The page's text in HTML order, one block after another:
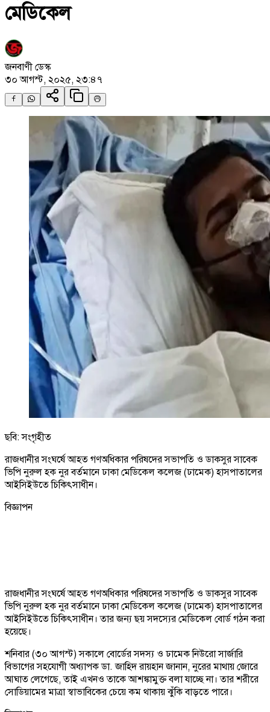
মেডিকেল
জনবাণী ডেস্ক
৩০ আগস্ট, ২০২৫, ২৩:৪৭
ছবি: সংগৃহীত
রাজধানীর সংঘর্ষে আহত গণঅধিকার পরিষদের সভাপতি ও ডাকসুর সাবেক
ভিপি নুরুল হক নুর বর্তমানে ঢাকা মেডিকেল কলেজ (ঢামেক) হাসপাতালের
আইসিইউতে চিকিৎসাধীন।
বিজ্ঞাপন
রাজধানীর সংঘর্ষে আহত গণঅধিকার পরিষদের সভাপতি ও ডাকসুর সাবেক
ভিপি নুরুল হক নুর বর্তমানে ঢাকা মেডিকেল কলেজ (ঢামেক) হাসপাতালের
আইসিইউতে চিকিৎসাধীন। তার জন্য ছয় সদস্যের মেডিকেল বোর্ড গঠন করা
হয়েছে।
শনিবার (৩০ আগস্ট) সকালে বোর্ডের সদস্য ও ঢামেক নিউরো সার্জারি
বিভাগের সহযোগী অধ্যাপক ডা. জাহিদ রায়হান জানান, নুরের মাথায় জোরে
আঘাত লেগেছে, তাই এখনও তাকে আশঙ্কামুক্ত বলা যাচ্ছে না। তার শরীরে
সোডিয়ামের মাত্রা স্বাভাবিকের চেয়ে কম থাকায় ঝুঁকি বাড়তে পারে।